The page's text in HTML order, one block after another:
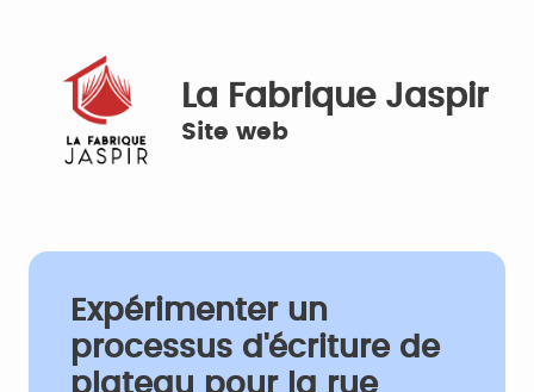
La Fabrique Jaspir
Site web
Expérimenter un
processus d'écriture de
plateau pour la rue